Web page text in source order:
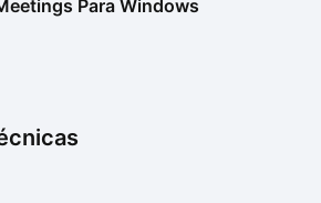
Para Windows